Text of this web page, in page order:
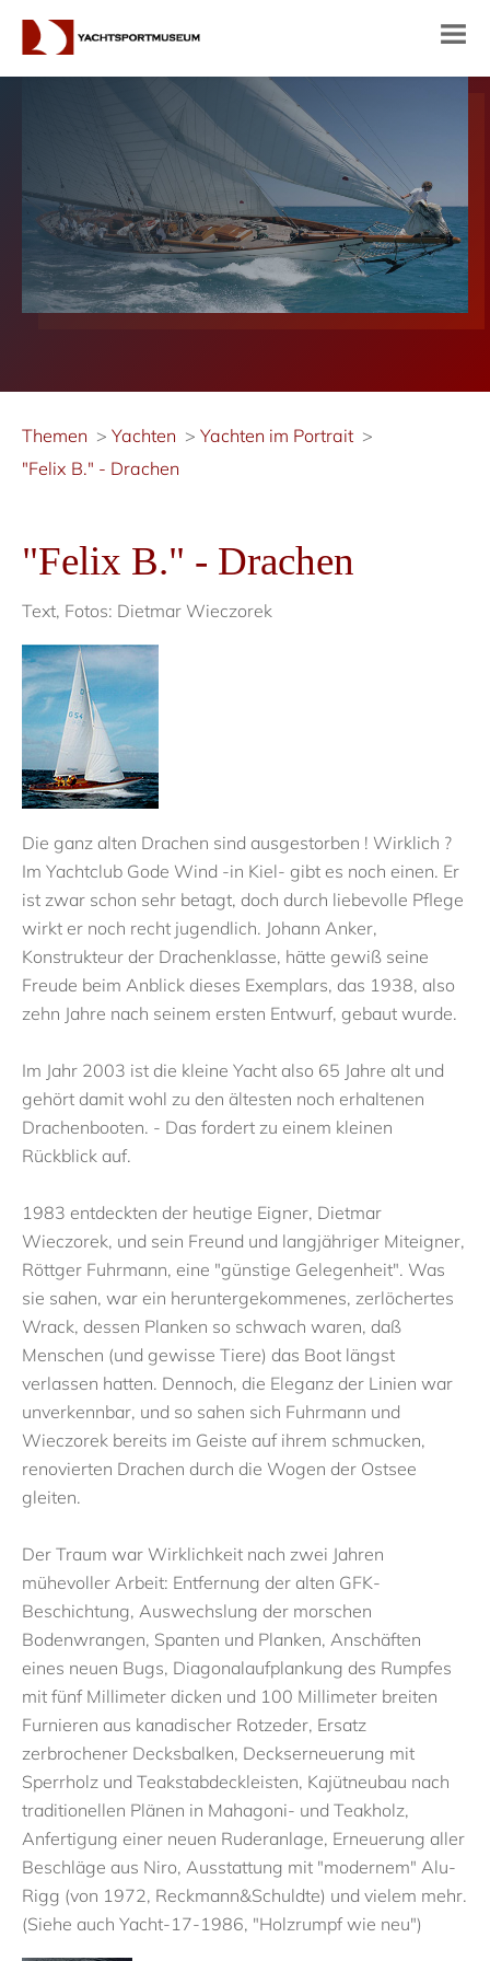
Themen Yachten
Yachten im Portrait
"Felix B." - Drachen
"Felix B." - Drachen
Text, Fotos: Dietmar Wieczorek
Die ganz alten Drachen sind ausgestorben ! Wirklich ?
Im Yachtclub Gode Wind -in Kiel- gibt es noch einen. Er
ist zwar schon sehr betagt, doch durch liebevolle Pflege
wirkt er noch recht jugendlich. Johann Anker,
Konstrukteur der Drachenklasse, hätte gewiß seine
Freude beim Anblick dieses Exemplars, das 1938, also
zehn Jahre nach seinem ersten Entwurf, gebaut wurde.
Im Jahr 2003 ist die kleine Yacht also 65 Jahre alt und
gehört damit wohl zu den ältesten noch erhaltenen
Drachenbooten. - Das fordert zu einem kleinen
Rückblick auf.
1983 entdeckten der heutige Eigner, Dietmar
Wieczorek, und sein Freund und langjähriger Miteigner,
Röttger Fuhrmann, eine "günstige Gelegenheit". Was
sie sahen, war ein heruntergekommenes, zerlöchertes
Wrack, dessen Planken so schwach waren, daß
Menschen (und gewisse Tiere) das Boot längst
verlassen hatten. Dennoch, die Eleganz der Linien war
unverkennbar, und so sahen sich Fuhrmann und
Wieczorek bereits im Geiste auf ihrem schmucken,
renovierten Drachen durch die Wogen der Ostsee
gleiten.
Der Traum war Wirklichkeit nach zwei Jahren
mühevoller Arbeit: Entfernung der alten GFK-
Beschichtung, Auswechslung der morschen
Bodenwrangen, Spanten und Planken, Anschäften
eines neuen Bugs, Diagonalaufplankung des Rumpfes
mit fünf Millimeter dicken und 100 Millimeter breiten
Furnieren aus kanadischer Rotzeder, Ersatz
zerbrochener Decksbalken, Deckserneuerung mit
Sperrholz und Teakstabdeckleisten, Kajütneubau nach
traditionellen Plänen in Mahagoni- und Teakholz,
Anfertigung einer neuen Ruderanlage, Erneuerung aller
Beschläge aus Niro, Ausstattung mit "modernem" Alu-
Rigg (von 1972, Reckmann&Schuldte) und vielem mehr.
(Siehe auch Yacht-17-1986, "Holzrumpf wie neu")